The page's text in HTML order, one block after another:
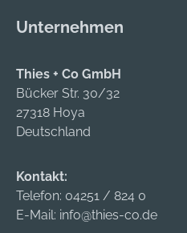
Rückseite • Räder
Hersteller: SNA
Germany GmbH,
Willettstraße 10,
40822 Mettmann,
pe.com
Unternehmen
Thies + Co GmbH
Bücker Str. 30/32
27318 Hoya
Deutschland
Kontakt:
Telefon: 04251 / 824 0
E-Mail: info@thies-co.de